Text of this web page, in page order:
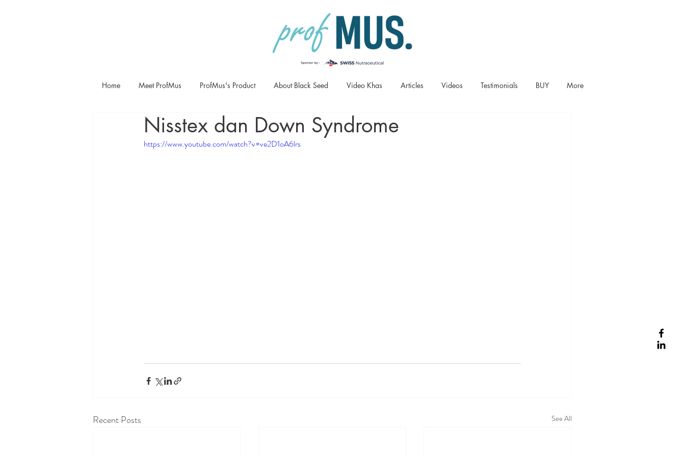
Home Meet ProfMus ProfMus's Product About Black Seed Video Khas Articles Videos Testimonials BUY More
Nisstex dan Down Syndrome
https://www.youtube.com/watch?v=ve2D1oA6lrs
Recent Posts See All